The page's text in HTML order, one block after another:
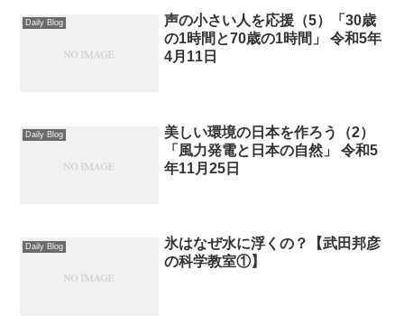
Daily Blog
声の小さい人を応援（5）「30歳
の1時間と70歳の1時間」 令和5年
4月11日
Daily Blog
美しい環境の日本を作ろう（2）
「風力発電と日本の自然」 令和5
年11月25日
Daily Blog
氷はなぜ水に浮くの？【武田邦彦
の科学教室①】